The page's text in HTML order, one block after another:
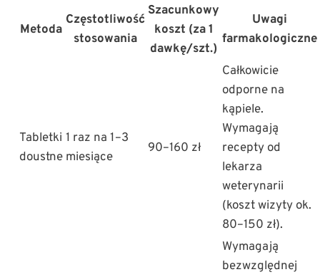
Metoda
Częstotliwość
stosowania
Szacunkowy
koszt (za 1
dawkę/szt.)
Uwagi
farmakologiczne
Tabletki
doustne
1 raz na 1–3
miesiące
90–160 zł
Całkowicie
odporne na
kąpiele.
Wymagają
recepty od
lekarza
weterynarii
(koszt wizyty ok.
80–150 zł).
Wymagają
bezwzględnej